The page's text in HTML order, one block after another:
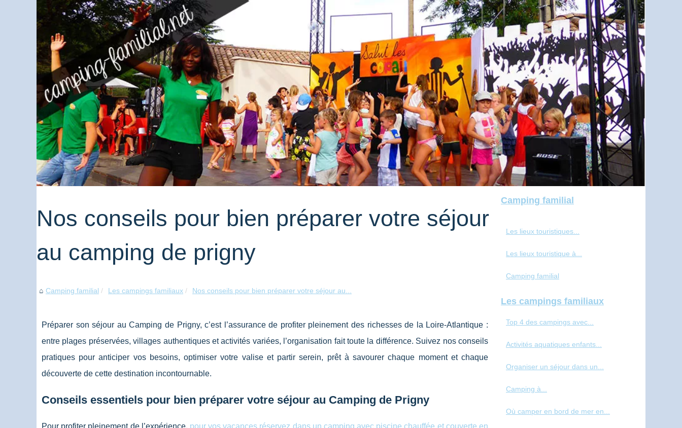
Nos conseils pour bien préparer votre séjour
au camping de prigny
Camping familial Les campings familiaux Nos conseils pour bien préparer votre séjour au...
Préparer son séjour au Camping de Prigny, c’est l’assurance de profiter pleinement des richesses de la Loire-Atlantique :
entre plages préservées, villages authentiques et activités variées, l’organisation fait toute la différence. Suivez nos conseils
pratiques pour anticiper vos besoins, optimiser votre valise et partir serein, prêt à savourer chaque moment et chaque
découverte de cette destination incontournable.
Conseils essentiels pour bien préparer votre séjour au Camping de Prigny
Camping familial
Les lieux touristiques...
Les lieux touristique à...
Camping familial
Les campings familiaux
Top 4 des campings avec...
Activités aquatiques enfants...
Organiser un séjour dans un...
Camping à...
Où camper en bord de mer en...